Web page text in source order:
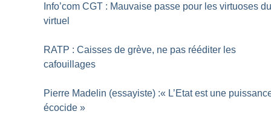
Info’com CGT : Mauvaise passe pour les virtuoses
virtuel
RATP : Caisses de grève, ne pas rééditer les
cafouillages
Pierre Madelin (essayiste) :« L’Etat est une
écocide »